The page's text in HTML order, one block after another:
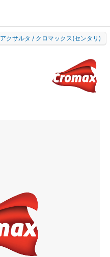
アクサルタ / クロマックス(センタリ)